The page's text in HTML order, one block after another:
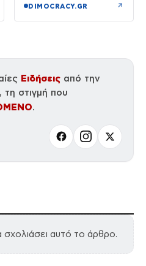
DIMOCRACY.GR ↗
Ειδήσεις από την
στιγμή που
.
σχολιάσει αυτό το άρθρο.